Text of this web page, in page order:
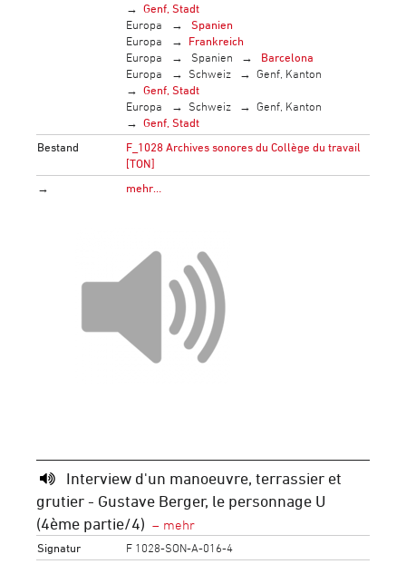
Genf, Stadt
Europa
Spanien
Europa
Frankreich
Europa
Spanien
Barcelona
Europa
Schweiz
Genf, Kanton
Genf, Stadt
Europa
Schweiz
Genf, Kanton
Genf, Stadt
Bestand
F_1028 Archives sonores du Collège du travail
[TON]
→
mehr…
Interview d'un manoeuvre, terrassier et
grutier - Gustave Berger, le personnage U
(4ème partie/4)
Signatur
F 1028-SON-A-016-4